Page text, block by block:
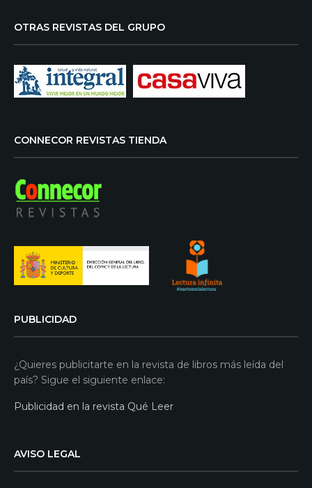
OTRAS REVISTAS DEL GRUPO
CONNECOR REVISTAS TIENDA
PUBLICIDAD
¿Quieres publicitarte en la revista de libros más leída del
país? Sigue el siguiente enlace:
Publicidad en la revista Qué Leer
AVISO LEGAL